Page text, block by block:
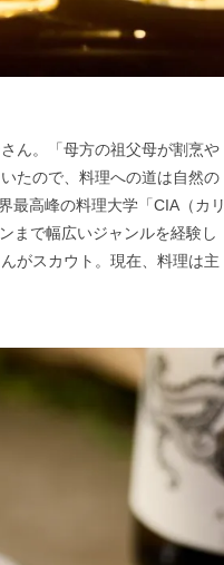
ん。「母方の祖父母が割烹や
たので、料理への道は自然の
最高峰の料理大学「CIA（カリ
まで幅広いジャンルを経験し
がスカウト。現在、料理は主